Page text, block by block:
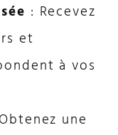
: Recevez
et
à vos
une